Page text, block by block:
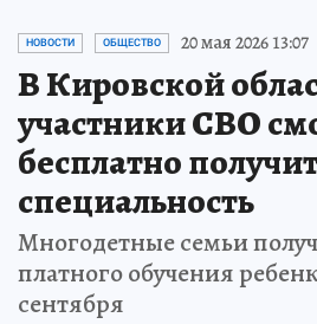
НОВОСТИ ОБЩЕСТВО 20 мая 2026 13:07
В Кировской
участники СВО
бесплатно
специальность
Многодетные семьи
платного обучения
сентября